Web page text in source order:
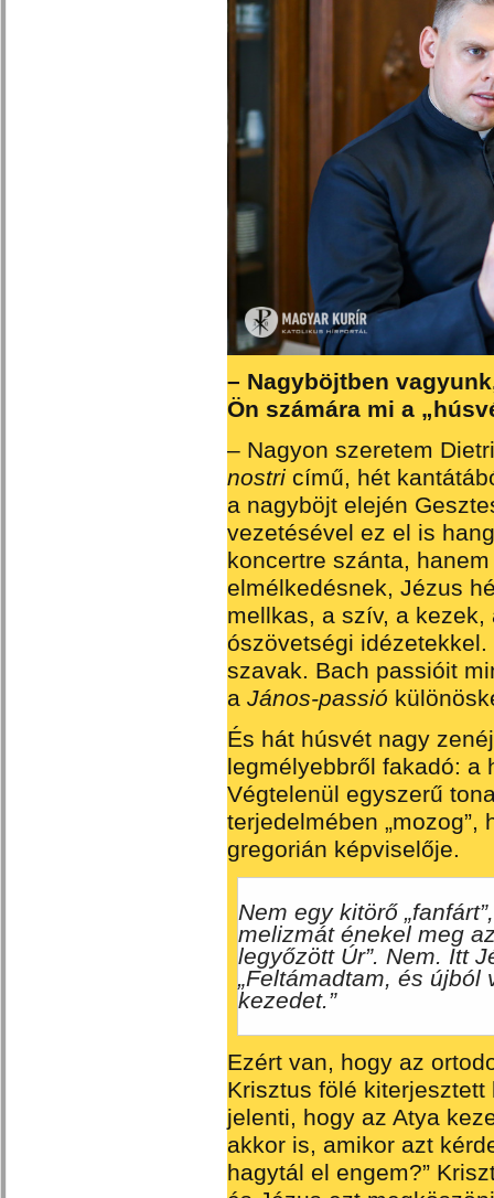
– Nagyböjtben
Ön számára mi a
– Nagyon szeretem
nostri című, hét
a nagyböjt elején
vezetésével ez el is
koncertre szánta,
elmélkedésnek, Jézus
mellkas, a szív, a
ószövetségi
szavak. Bach passióit
a János-passió
És hát húsvét nagy
legmélyebbről fakadó: a
Végtelenül egyszerű
terjedelmében
gregorián képviselője.
Nem egy kitörő
melizmát énekel meg
legyőzött Úr”. Nem. Itt
„Feltámadtam, és
kezedet.”
Ezért van, hogy az
Krisztus fölé
jelenti, hogy az Atya
akkor is, amikor azt
hagytál el engem?”